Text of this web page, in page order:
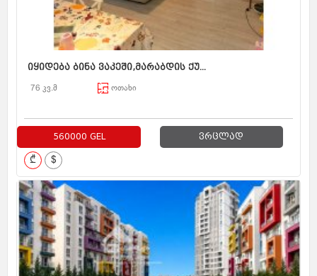
იყიდება ბინა ვაკეში,მარაბდის ქუ...
76 კვ.მ ოთახი
560000 GEL ვრცლად
₾ $